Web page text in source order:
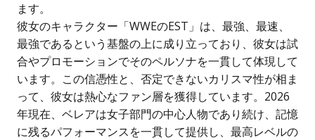
ます。
彼女のキャラクター「WWEのEST」は、最強、最速、
最強であるという基盤の上に成り立っており、彼女は試
合やプロモーションでそのペルソナを一貫して体現して
います。この信憑性と、否定できないカリスマ性が相ま
って、彼女は熱心なファン層を獲得しています。2026
年現在、ベレアは女子部門の中心人物であり続け、記憶
に残るパフォーマンスを一貫して提供し、最高レベルの